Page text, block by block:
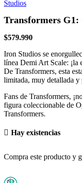
Transformers G1:
$579.990
Iron Studios se
línea Demi Art Scale: ¡la
De Transformers, esta
limitada, muy detallada y
Fans de Transformers,
figura coleccionable de
Transformers.
Hay existencias
Compra este producto y